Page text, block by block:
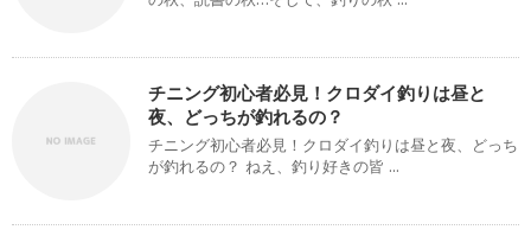
チニング初心者必見！クロダイ釣りは昼と
夜、どっちが釣れるの？
チニング初心者必見！クロダイ釣りは昼と夜、どっち
が釣れるの？ ねえ、釣り好きの皆 ...